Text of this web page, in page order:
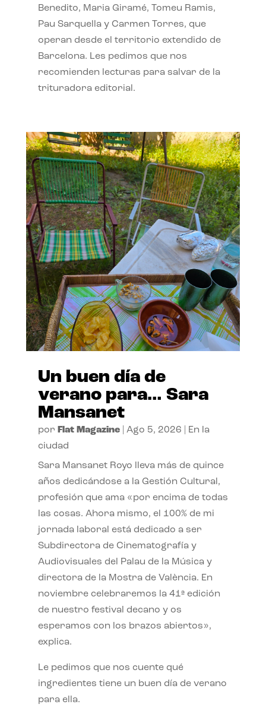
Benedito, Maria Giramé, Tomeu Ramis,
Pau Sarquella y Carmen Torres, que
operan desde el territorio extendido de
Barcelona. Les pedimos que nos
recomienden lecturas para salvar de la
trituradora editorial.
Un buen día de
verano para… Sara
Mansanet
por Flat Magazine| Ago 5, 2026
En la
ciudad
Sara Mansanet Royo lleva más de quince
años dedicándose a la Gestión Cultural,
profesión que ama «por encima de todas
las cosas. Ahora mismo, el 100% de mi
jornada laboral está dedicado a ser
Subdirectora de Cinematografía y
Audiovisuales del Palau de la Música y
directora de la Mostra de València. En
noviembre celebraremos la 41ª edición
de nuestro festival decano y os
esperamos con los brazos abiertos»,
explica.
Le pedimos que nos cuente qué
ingredientes tiene un buen día de verano
para ella.